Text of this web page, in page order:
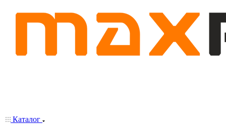
Каталог